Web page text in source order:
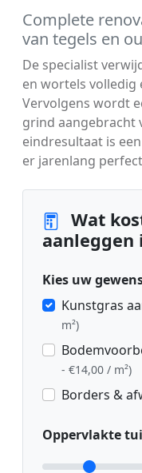
Complete
van tegels en
De specialist
en wortels volledig
Vervolgens wordt
grind aangebracht
eindresultaat is
er jarenlang
Wat
aanleggen
Kies uw
Kunstgras
m²)
- €14,00 / m²)
Borders &
Oppervlakte